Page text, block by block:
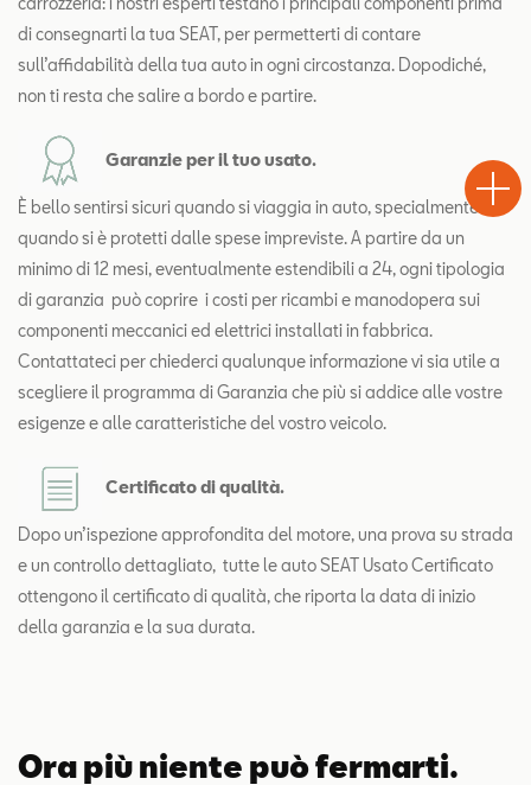
di consegnarti la tua SEAT, per permetterti di contare
sull’affidabilità della tua auto in ogni circostanza. Dopodiché,
non ti resta che salire a bordo e partire.
Garanzie per il tuo usato.
È bello sentirsi sicuri quando si viaggia in auto, specialmente
quando si è protetti dalle spese impreviste. A partire da un
minimo di 12 mesi, eventualmente estendibili a 24, ogni tipologia
di garanzia può coprire i costi per ricambi e manodopera sui
componenti meccanici ed elettrici installati in fabbrica.
Contattateci per chiederci qualunque informazione vi sia utile a
scegliere il programma di Garanzia che più si addice alle vostre
esigenze e alle caratteristiche del vostro veicolo.
Certificato di qualità.
Dopo un’ispezione approfondita del motore, una prova su strada
e un controllo dettagliato, tutte le auto SEAT Usato Certificato
ottengono il certificato di qualità, che riporta la data di inizio
della garanzia e la sua durata.
Ora più niente può fermarti.
Drive
Chiama